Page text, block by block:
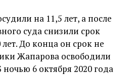
на 11,5 лет, а после
суда снизили срок
До конца он срок не
Жапарова освободили
6 октября 2020 года